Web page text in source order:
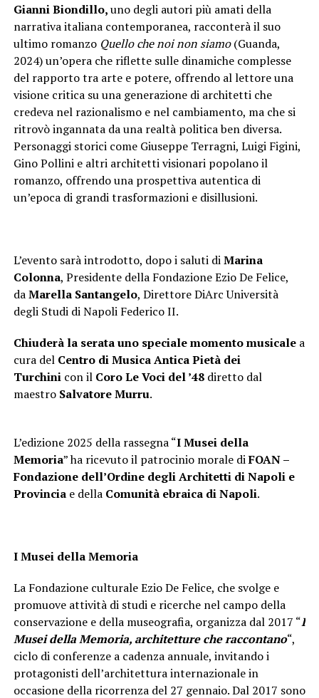
Gianni Biondillo,uno degli autori più amati della
narrativa italiana contemporanea, racconterà il suo
ultimo romanzo Quello che noi non siamo(Guanda,
2024) un’opera che riflette sulle dinamiche complesse
del rapporto tra arte e potere, offrendo al lettore una
visione critica su una generazione di architetti che
credeva nel razionalismo e nel cambiamento, ma che si
ritrovò ingannata da una realtà politica ben diversa.
Personaggi storici come Giuseppe Terragni, Luigi Figini,
Gino Pollini e altri architetti visionari popolano il
romanzo, offrendo una prospettiva autentica di
un’epoca di grandi trasformazioni e disillusioni.
L’evento sarà introdotto, dopo i saluti diMarina
Colonna, Presidente della Fondazione Ezio De Felice,
daMarella Santangelo, Direttore DiArc Università
degli Studi di Napoli Federico II.
Chiuderà la serata uno speciale momento musicale a
cura del Centro di Musica Antica Pietà dei
Turchinicon il Coro Le Voci del ’48 diretto dal
maestro Salvatore Murru.
L’edizione 2025 della rassegna “I Musei della
Memoria” ha ricevuto il patrocinio morale diFOAN –
Fondazione dell’Ordine degli Architetti di Napoli e
Provincia e della Comunità ebraica di Napoli.
I Musei della Memoria
La Fondazione culturale Ezio De Felice, che svolge e
promuove attività di studi e ricerche nel campo della
conservazione e della museografia, organizza dal 2017 “I
Musei della Memoria, architetture che raccontano“,
ciclo di conferenze a cadenza annuale, invitando i
protagonisti dell’architettura internazionale in
occasione della ricorrenza del 27 gennaio. Dal 2017 sono